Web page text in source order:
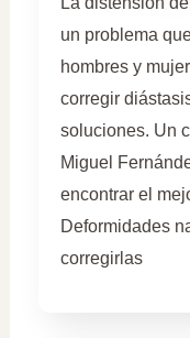
un problema
hombres y
corregir
soluciones. Un
Miguel
encontrar el
Deformidades
corregirlas